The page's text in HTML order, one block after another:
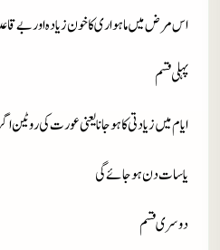
اس مرض میں ماہواری کا خون زیادہ اور بے
پہلی قسم
ایام میں زیادتی کا ہو جانا یعنی عورت کی
یا سات دن ہو جائے گی
دوسری قسم